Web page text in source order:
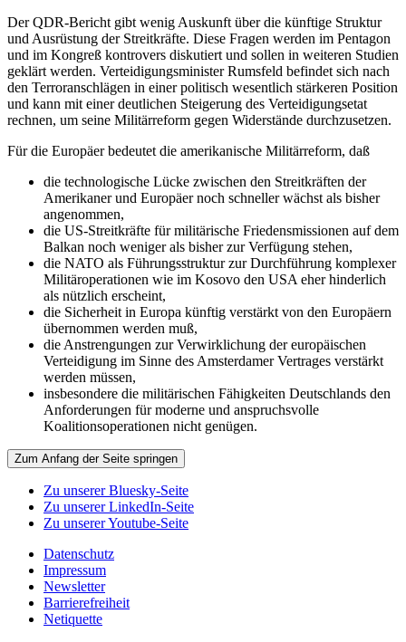
Der QDR-Bericht gibt wenig Auskunft über die künftige Struktur
und Ausrüstung der Streitkräfte. Diese Fragen werden im Pentagon
und im Kongreß kontrovers diskutiert und sollen in weiteren Studien
geklärt werden. Verteidigungsminister Rumsfeld befindet sich nach
den Terroranschlägen in einer politisch wesentlich stärkeren Position
und kann mit einer deutlichen Steigerung des Verteidigungsetat
rechnen, um seine Militärreform gegen Widerstände durchzusetzen.
Für die Europäer bedeutet die amerikanische Militärreform, daß
die technologische Lücke zwischen den Streitkräften der
Amerikaner und Europäer noch schneller wächst als bisher
angenommen,
die US-Streitkräfte für militärische Friedensmissionen auf dem
Balkan noch weniger als bisher zur Verfügung stehen,
die NATO als Führungsstruktur zur Durchführung komplexer
Militäroperationen wie im Kosovo den USA eher hinderlich
als nützlich erscheint,
die Sicherheit in Europa künftig verstärkt von den Europäern
übernommen werden muß,
die Anstrengungen zur Verwirklichung der europäischen
Verteidigung im Sinne des Amsterdamer Vertrages verstärkt
werden müssen,
insbesondere die militärischen Fähigkeiten Deutschlands den
Anforderungen für moderne und anspruchsvolle
Koalitionsoperationen nicht genügen.
Zum Anfang der Seite springen
Zu unserer Bluesky-Seite
Zu unserer LinkedIn-Seite
Zu unserer Youtube-Seite
Datenschutz
Impressum
Newsletter
Barrierefreiheit
Netiquette